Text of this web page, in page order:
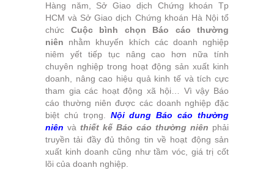
Hàng năm, Sở Giao dịch Chứng khoán Tp
HCM và Sở Giao dịch Chứng khoán Hà Nội tổ
chức Cuộc bình chọn
Báo cáo thường
niên nhằm khuyến khích các doanh nghiệp
niêm yết tiếp tục nâng cao hơn nữa tính
chuyên nghiệp trong hoạt động sản xuất kinh
doanh, nâng cao hiệu quả kinh tế và tích cực
tham gia các hoạt động xã hội… Vì vậy Báo
cáo thường niên được các doanh nghiệp đặc
biệt chú trọng. Nội dung Báo cáo thường
niên và thiết kế Báo cáo thường niên phải
truyền tải đầy đủ thông tin về hoạt động sản
xuất kinh doanh cũng như tầm vóc, giá trị cốt
lõi của doanh nghiệp.